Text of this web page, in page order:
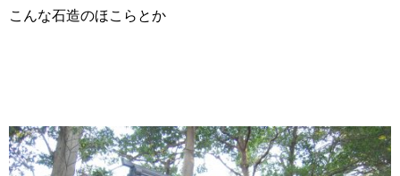
こんな石造のほこらとか